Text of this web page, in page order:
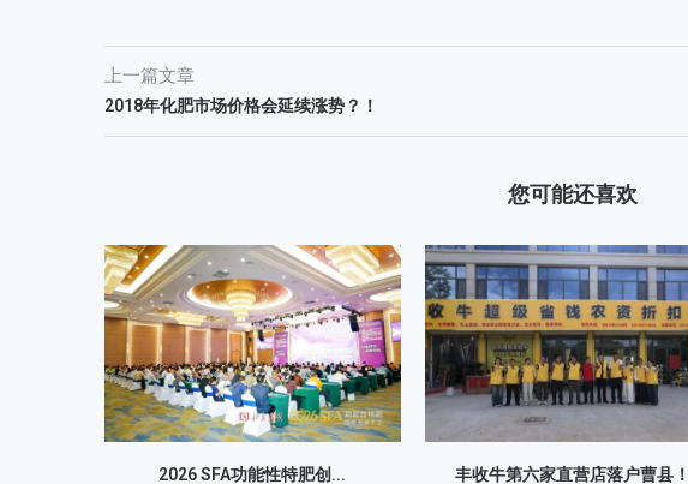
上一篇文章
2018年化肥市场价格会延续涨势？！
您可能还喜欢
2026 SFA功能性特肥创... 丰收牛第六家直营店落户曹县！